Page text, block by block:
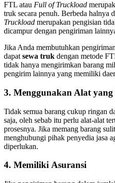
FTL atau Full of Truckload
truk secara penuh. Berbeda halnya
Truckload merupakan pengisian
dicampur dengan pengiriman
Jika Anda membutuhkan
dapat sewa truk dengan metode
tidak hanya mengirimkan barang
pengirim lainnya yang memiliki
3. Menggunakan Alat
Tidak semua barang cukup ringan
saja, oleh sebab itu perlu alat-alat
prosesnya. Jika memang barang
menghubungi pihak penyedia jasa
diperlukan.
4. Memiliki Asuransi